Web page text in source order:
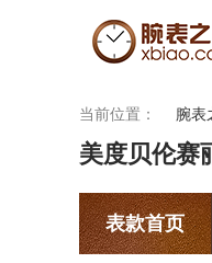
当前位置： 腕表
美度贝伦赛
表款首页